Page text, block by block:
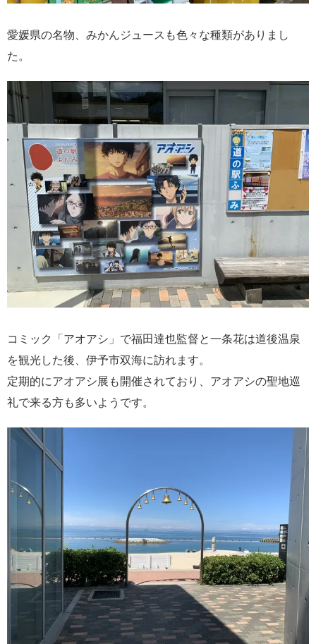
愛媛県の名物、みかんジュースも色々な種類がありまし
た。
コミック「アオアシ」で福田達也監督と一条花は道後温泉
を観光した後、伊予市双海に訪れます。
定期的にアオアシ展も開催されており、アオアシの聖地巡
礼で来る方も多いようです。